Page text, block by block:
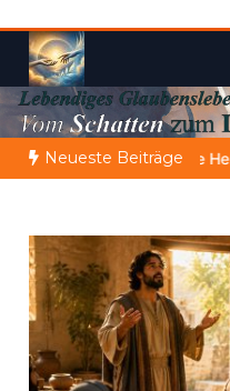
Inhalt
springen
Weisheiten
Himmelwärts
Neueste Beiträge
in Ewigkeit DIE